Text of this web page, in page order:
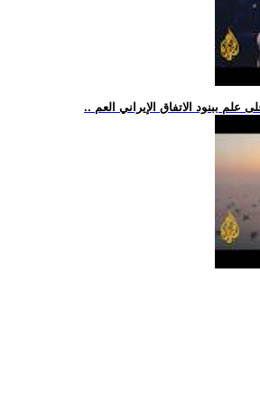
علم ببنود الاتفاق الإيراني العم